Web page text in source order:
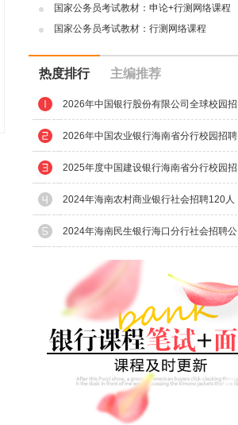
国家公务员考试教材：申论+行测网络课程
国家公务员考试教材：行测网络课程
热度排行 主编推荐
2026年中国银行股份有限公司全球校园招
2026年中国农业银行海南省分行校园招聘
2025年度中国建设银行海南省分行校园招
2024年海南农村商业银行社会招聘120人
2024年海南民生银行海口分行社会招聘公